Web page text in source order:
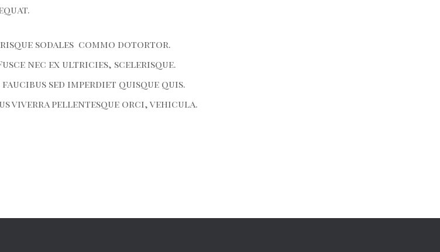
sodales commo dotortor.
nec ex ultricies, scelerisque.
sed imperdiet quisque quis.
viverra pellentesque orci, vehicula.